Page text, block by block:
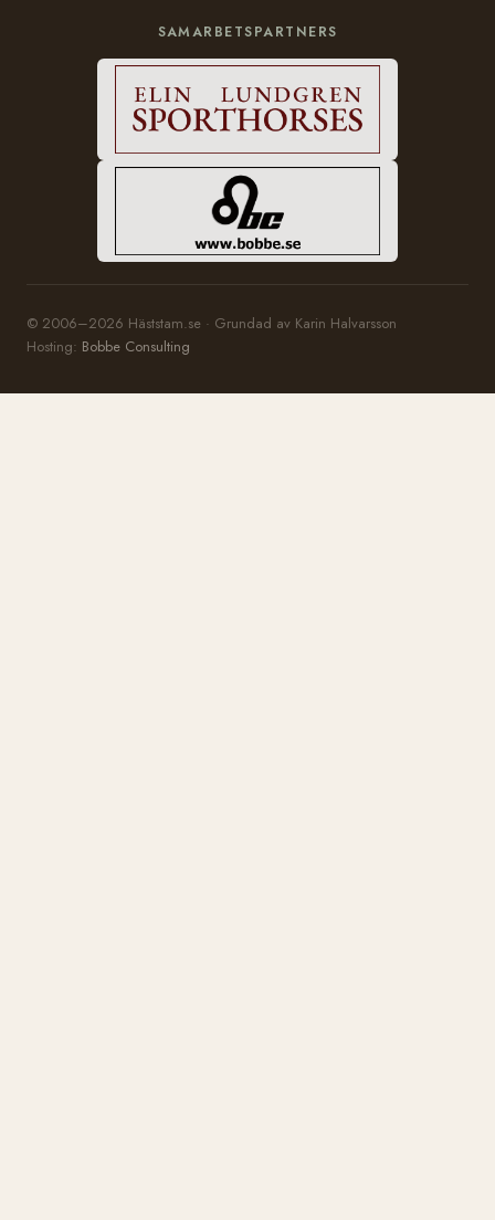
SAMARBETSPARTNERS
© 2006–2026 Häststam.se · Grundad av Karin Halvarsson
Hosting: Bobbe Consulting